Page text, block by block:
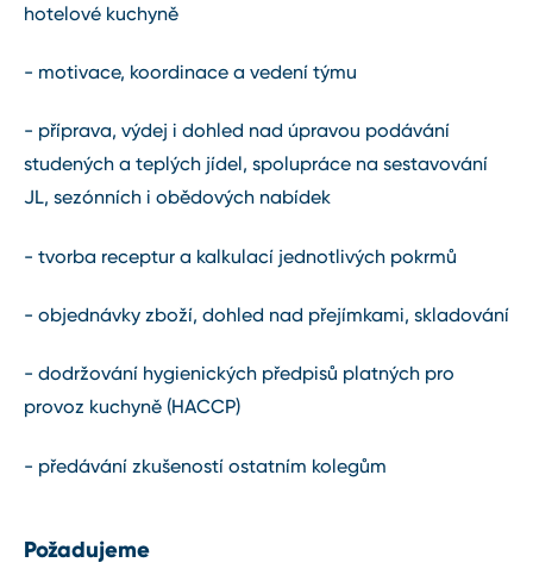
hotelové kuchyně
- motivace, koordinace a vedení týmu
- příprava, výdej i dohled nad úpravou podávání
studených a teplých jídel, spolupráce na sestavování
JL, sezónních i obědových nabídek
- tvorba receptur a kalkulací jednotlivých pokrmů
- objednávky zboží, dohled nad přejímkami, skladování
- dodržování hygienických předpisů platných pro
provoz kuchyně (HACCP)
- předávání zkušeností ostatním kolegům
Požadujeme